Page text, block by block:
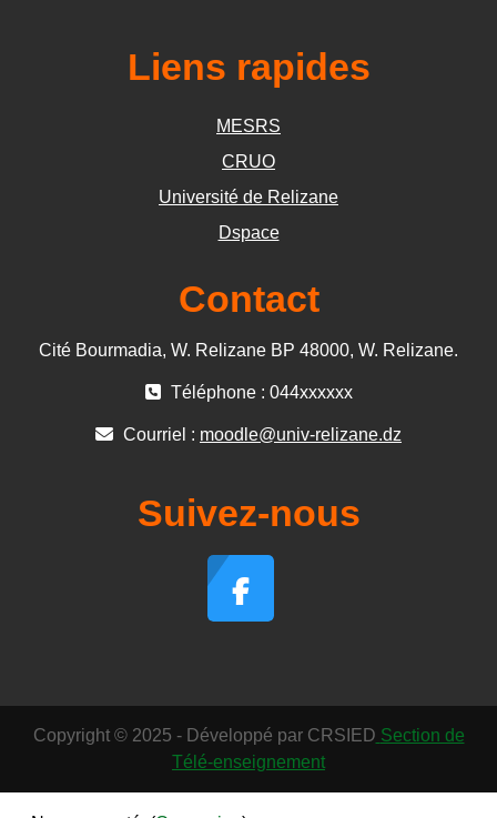
Liens rapides
MESRS
CRUO
Université de Relizane
Dspace
Contact
Cité Bourmadia, W. Relizane BP 48000, W. Relizane.
Téléphone : 044xxxxxx
Courriel : moodle@univ-relizane.dz
Suivez-nous
Copyright © 2025 - Développé par CRSIED Section de
Télé-enseignement